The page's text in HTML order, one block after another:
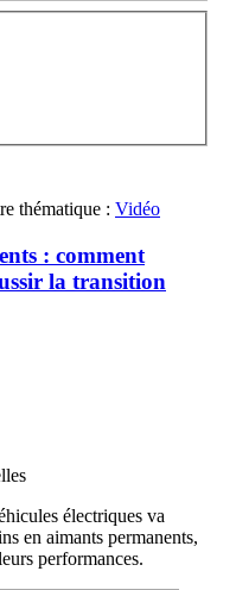
thématique : Vidéo
: comment
la transition
électriques va
en aimants permanents,
performances.